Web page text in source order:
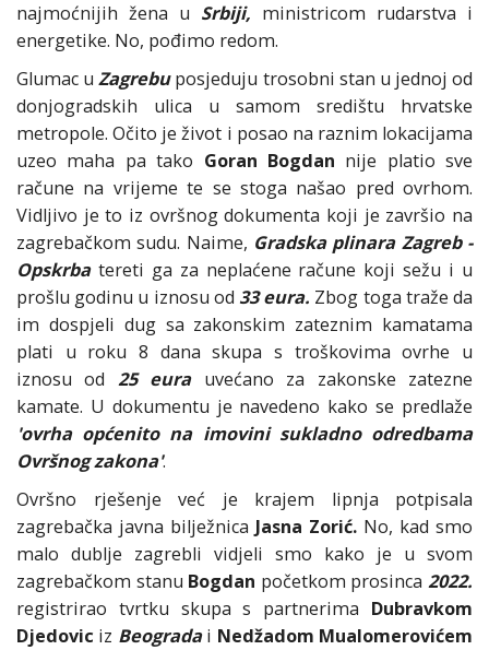
najmoćnijih žena u Srbiji, ministricom rudarstva i
energetike. No, pođimo redom.
Glumac uZagrebuposjeduju trosobni stan u jednoj od
donjogradskih ulica u samom središtu hrvatske
metropole. Očito je život i posao na raznim lokacijama
uzeo maha pa tako Goran Bogdan nije platio sve
račune na vrijeme te se stoga našao pred ovrhom.
Vidljivo je to iz ovršnog dokumenta koji je završio na
zagrebačkom sudu. Naime, Gradska plinara Zagreb -
Opskrbatereti ga za neplaćene račune koji sežu i u
prošlu godinu u iznosu od 33 eura. Zbog toga traže da
im dospjeli dug sa zakonskim zateznim kamatama
plati u roku 8 dana skupa s troškovima ovrhe u
iznosu od 25 eura uvećano za zakonske zatezne
kamate. U dokumentu je navedeno kako se predlaže
'ovrha općenito na imovini sukladno odredbama
Ovršnog zakona'.
Ovršno rješenje već je krajem lipnja potpisala
zagrebačka javna bilježnica Jasna Zorić. No, kad smo
malo dublje zagrebli vidjeli smo kako je u svom
zagrebačkom stanu Bogdan početkom prosinca2022.
registrirao tvrtku skupa s partnerima Dubravkom
Djedovic iz Beogradai Nedžadom Mualomerovićem